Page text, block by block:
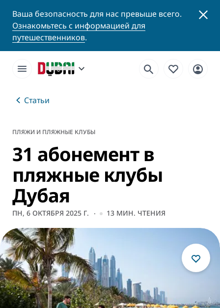
Ваша безопасность для нас превыше всего.
Ознакомьтесь с информацией для
путешественников.
Статьи
ПЛЯЖИ И ПЛЯЖНЫЕ КЛУБЫ
31 абонемент в
пляжные клубы
Дубая
ПН, 6 ОКТЯБРЯ 2025 Г. 13 МИН. ЧТЕНИЯ